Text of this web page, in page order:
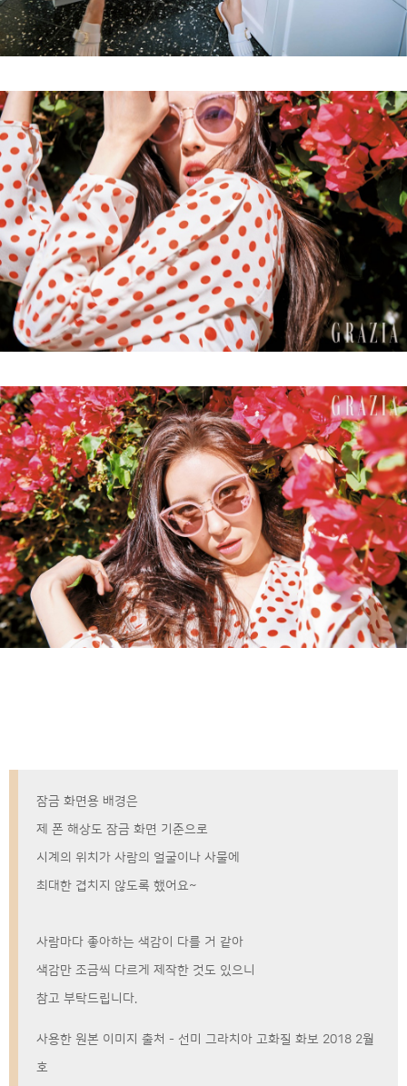
잠금 화면용 배경은
제 폰 해상도 잠금 화면 기준으로
시계의 위치가 사람의 얼굴이나 사물에
최대한 겹치지 않도록 했어요~
사람마다 좋아하는 색감이 다를 거 같아
색감만 조금씩 다르게 제작한 것도 있으니
참고 부탁드립니다.
사용한 원본 이미지 출처 - 선미 그라치아 고화질 화보 2018 2월
호